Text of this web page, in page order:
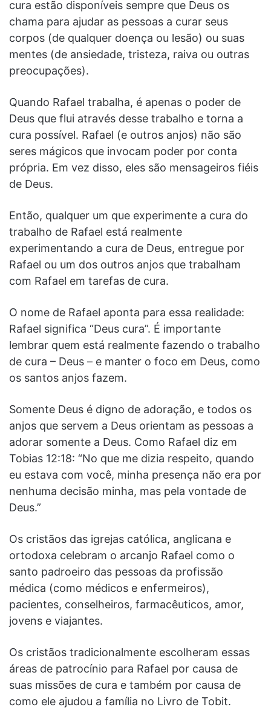
cura estão disponíveis sempre que Deus os
chama para ajudar as pessoas a curar seus
corpos (de qualquer doença ou lesão) ou suas
mentes (de ansiedade, tristeza, raiva ou outras
preocupações).
Quando Rafael trabalha, é apenas o poder de
Deus que flui através desse trabalho e torna a
cura possível. Rafael (e outros anjos) não são
seres mágicos que invocam poder por conta
própria. Em vez disso, eles são mensageiros fiéis
de Deus.
Então, qualquer um que experimente a cura do
trabalho de Rafael está realmente
experimentando a cura de Deus, entregue por
Rafael ou um dos outros anjos que trabalham
com Rafael em tarefas de cura.
O nome de Rafael aponta para essa realidade:
Rafael significa “Deus cura”. É importante
lembrar quem está realmente fazendo o trabalho
de cura – Deus – e manter o foco em Deus, como
os santos anjos fazem.
Somente Deus é digno de adoração, e todos os
anjos que servem a Deus orientam as pessoas a
adorar somente a Deus. Como Rafael diz em
Tobias 12:18: “No que me dizia respeito, quando
eu estava com você, minha presença não era por
nenhuma decisão minha, mas pela vontade de
Deus.”
Os cristãos das igrejas católica, anglicana e
ortodoxa celebram o arcanjo Rafael como o
santo padroeiro das pessoas da profissão
médica (como médicos e enfermeiros),
pacientes, conselheiros, farmacêuticos, amor,
jovens e viajantes.
Os cristãos tradicionalmente escolheram essas
áreas de patrocínio para Rafael por causa de
suas missões de cura e também por causa de
como ele ajudou a família no Livro de Tobit.